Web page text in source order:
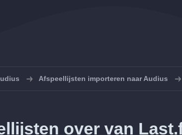
Afspeellijsten importeren naar Audius
over van